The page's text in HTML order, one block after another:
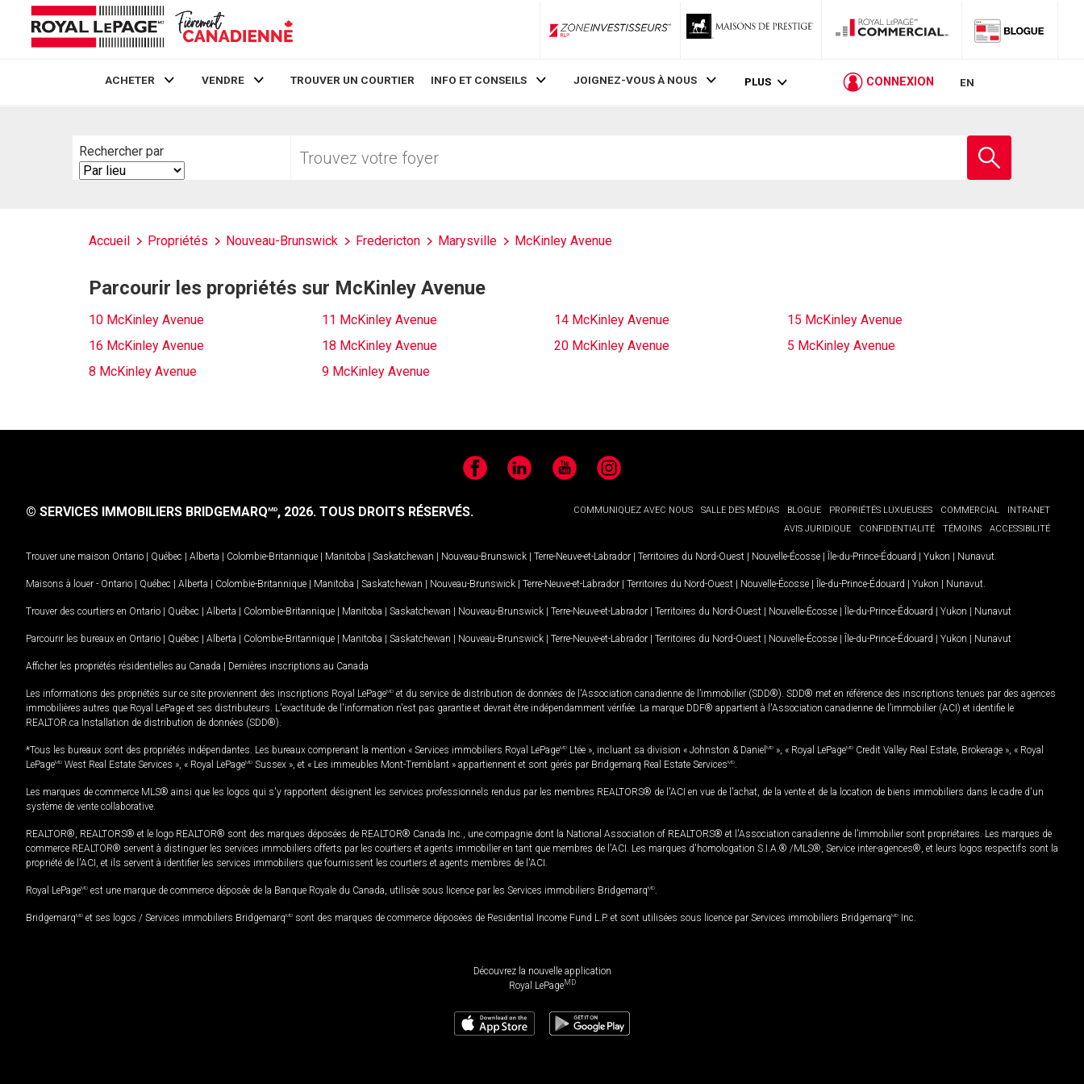
ZoneInvestisseurs RLP
ACHETER VENDRE TROUVER UN COURTIER INFO ET CONSEILS JOIGNEZ-VOUS À NOUS PLUS CONNEXION EN
Rechercher par
Search
By
votre
Accueil Propriétés Nouveau-Brunswick Fredericton Marysville McKinley Avenue
Parcourir les propriétés sur McKinley Avenue
10 McKinley Avenue 11 McKinley Avenue 14 McKinley Avenue
15 McKinley Avenue
16 McKinley Avenue
18 McKinley Avenue 20 McKinley Avenue
5 McKinley Avenue
8 McKinley Avenue
9 McKinley Avenue
FacebookLinkedIn YouTubeInstagram
COMMUNIQUEZ AVEC NOUS SALLE DES MÉDIAS BLOGUE PROPRIÉTÉS LUXUEUSES COMMERCIAL
INTRANET
AVIS JURIDIQUE
CONFIDENTIALITÉ TÉMOINS ACCESSIBILITÉ
© SERVICES IMMOBILIERS BRIDGEMARQMD, 2026. TOUS DROITS RÉSERVÉS.
Trouver une maison Ontario | Québec | Alberta | Colombie-Britannique | Manitoba | Saskatchewan | Nouveau-Brunswick | Terre-Neuve-et-Labrador | Territoires du Nord-Ouest | Nouvelle-Écosse | Île-du-Prince-Édouard | Yukon | Nunavut
Maisons à louer - Ontario | Québec | Alberta | Colombie-Britannique | Manitoba | Saskatchewan | Nouveau-Brunswick | Terre-Neuve-et-Labrador | Territoires du Nord-Ouest | Nouvelle-Écosse | Île-du-Prince-Édouard | Yukon | Nunavut
Trouver des courtiers en Ontario | Québec | Alberta | Colombie-Britannique | Manitoba | Saskatchewan | Nouveau-Brunswick | Terre-Neuve-et-Labrador | Territoires du Nord-Ouest | Nouvelle-Écosse | Île-du-Prince-Édouard | Yukon | Nunavut
Parcourir les bureaux en Ontario | Québec | Alberta | Colombie-Britannique | Manitoba | Saskatchewan | Nouveau-Brunswick | Terre-Neuve-et-Labrador | Territoires du Nord-Ouest | Nouvelle-Écosse | Île-du-Prince-Édouard | Yukon | Nunavut
Afficher les propriétés résidentielles au Canada | Dernières inscriptions au Canada
Les informations des propriétés sur ce site proviennent des inscriptions Royal LePageMD et du service de distribution de données de l'Association canadienne de l’immobilier (SDD®). SDD® met en référence des inscriptions tenues par des agences
immobilières autres que Royal LePage et ses distributeurs. L'exactitude de l'information n'est pas garantie et devrait être indépendamment vérifiée. La marque DDF® appartient à l'Association canadienne de l’immobilier (ACI) et identifie le
REALTOR.ca Installation de distribution de données (SDD®).
*Tous les bureaux sont des propriétés indépendantes. Les bureaux comprenant la mention « Services immobiliers Royal LePageMD Ltée », incluant sa division « Johnston & Daniel MD », « Royal LePageMD Credit Valley Real Estate, Brokerage », « Royal
LePageMD West Real Estate Services », « Royal LePageMD Sussex », et « Les immeubles Mont-Tremblant » appartiennent et sont gérés par Bridgemarq Real Estate ServicesMD
Les marques de commerce MLS® ainsi que les logos qui s'y rapportent désignent les services professionnels rendus par les membres REALTORS® de l'ACI en vue de l'achat, de la vente et de la location de biens immobiliers dans le cadre d'un
système de vente collaborative.
REALTOR®, REALTORS® et le logo REALTOR® sont des marques déposées de REALTOR® Canada Inc., une compagnie dont la National Association of REALTORS® et l'Association canadienne de l’immobilier sont propriétaires. Les marques de
commerce REALTOR® servent à distinguer les services immobiliers offerts par les courtiers et agents immobilier en tant que membres de l'ACI. Les marques d'homologation S.I.A.® /MLS®, Service inter-agences®, et leurs logos respectifs sont la
propriété de l'ACI, et ils servent à identifier les services immobiliers que fournissent les courtiers et agents membres de l'ACI.
Royal LePageMD est une marque de commerce déposée de la Banque Royale du Canada, utilisée sous licence par les Services immobiliers BridgemarqMD
BridgemarqMD et ses logos / Services immobiliers BridgemarqMD sont des marques de commerce déposées de Residential Income Fund L.P. et sont utilisées sous licence par Services immobiliers BridgemarqMD Inc.
Découvrez la nouvelle application
Royal LePageMD